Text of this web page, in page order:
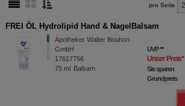
pro Seite
FREI ÖL Hydrolipid Hand & NagelBalsam
Apotheker Walter Bouhon
GmbH
17617756
75 ml Balsam
UVP**
Unser Preis*
Sie sparen
Grundpreis